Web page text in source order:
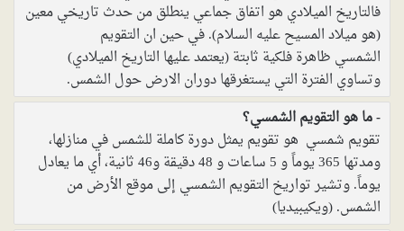
فالتاريخ الميلادي هو اتفاق جماعي ينطلق من حدث تاريخي معين
(هو ميلاد المسيح عليه السلام). في حين ان التقويم
الشمسي ظاهرة فلكية ثابتة (يعتمد عليها التاريخ الميلادي)
وتساوي الفترة التي يستغرقها دوران الارض حول الشمس.
ما هو التقويم الشمسي؟
تقويم شمسي ‏ هو تقويم يمثل دورة كاملة للشمس في منازلها،
ومدتها 365 يوماً و 5 ساعات و 48 دقيقة و46 ثانية، أي ما يعادل
يوماً. وتشير تواريخ التقويم الشمسي إلى موقع الأرض من
الشمس. (ويكيبيديا)